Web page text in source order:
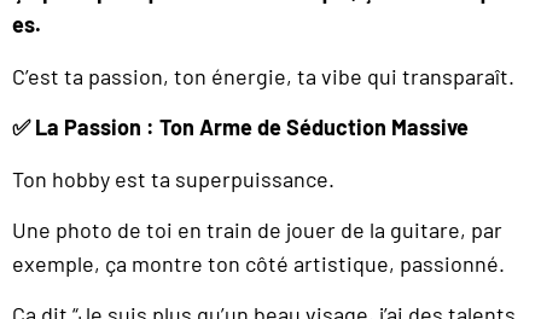
es.
C’est ta passion, ton énergie, ta vibe qui transparaît.
✅ La Passion : Ton Arme de Séduction Massive
Ton hobby est ta superpuissance.
Une photo de toi en train de jouer de la guitare, par
exemple, ça montre ton côté artistique, passionné.